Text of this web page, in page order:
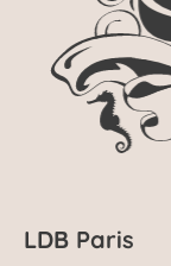
LDB Paris